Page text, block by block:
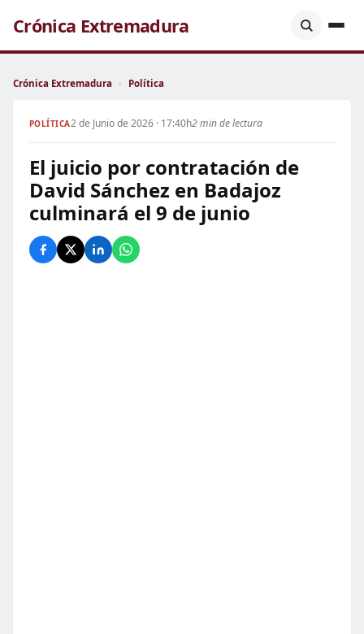
Crónica Extremadura
Crónica Extremadura › Política
POLÍTICA2 de Junio de 2026 · 17:40h2 min de lectura
El juicio por contratación de
David Sánchez en Badajoz
culminará el 9 de junio